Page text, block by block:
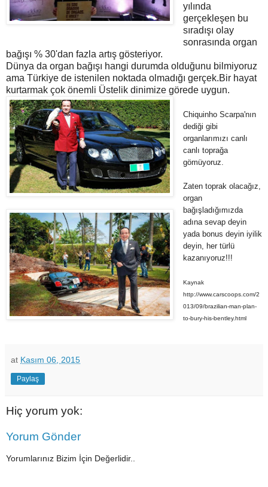
yılında
gerçekleşen bu
sıradışı olay
sonrasında organ
bağışı % 30'dan fazla artış gösteriyor.
Dünya da organ bağışı hangi durumda olduğunu bilmiyoruz
ama Türkiye de istenilen noktada olmadığı gerçek.Bir hayat
kurtarmak çok önemli Üstelik dinimize görede uygun.
Chiquinho Scarpa'nın
dediği gibi
organlarımızı canlı
canlı toprağa
gömüyoruz.
Zaten toprak olacağız,
organ
bağışladığımızda
adına sevap deyin
yada bonus deyin iyilik
deyin, her türlü
kazanıyoruz!!!
Kaynak
http://www.carscoops.com/2
013/09/brazilian-man-plan-
to-bury-his-bentley.html
at Kasım 06, 2015
Paylaş
Hiç yorum yok:
Yorum Gönder
Yorumlarınız Bizim İçin Değerlidir..